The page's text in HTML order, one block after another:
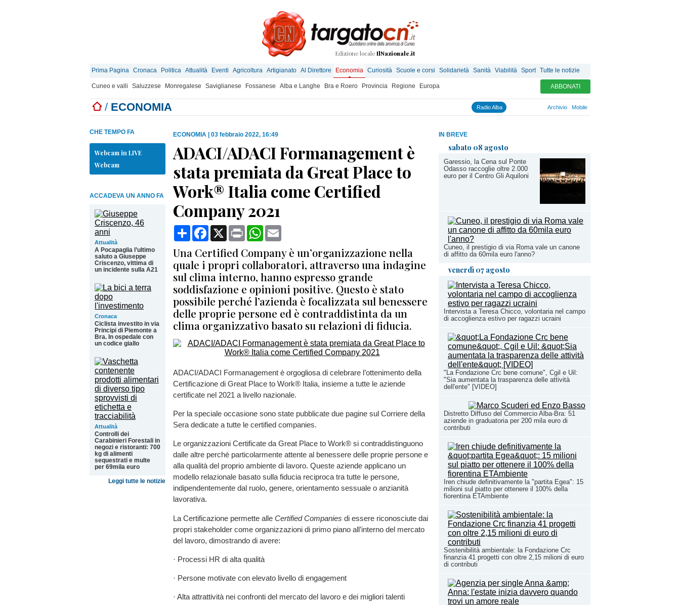
Edizione locale IlNazionale.it
Prima Pagina Cronaca Politica Attualità Eventi Agricoltura Artigianato Al Direttore Economia Curiosità Scuole e corsi Solidarietà Sanità Viabilità Sport Tutte le notizie
Cuneo e valli Saluzzese Monregalese Saviglianese Fossanese Alba e Langhe Bra e Roero Provincia Regione Europa ABBONATI
/ ECONOMIA Radio Alba Archivio Mobile
IN BREVE
sabato 08 agosto
Garessio, la Cena sul Ponte
Odasso raccoglie oltre 2.000
euro per il Centro Gli Aquiloni
Cuneo, il prestigio di via Roma vale un canone
di affitto da 60mila euro l'anno?
venerdì 07 agosto
Intervista a Teresa Chicco, volontaria nel campo
di accoglienza estivo per ragazzi ucraini
"La Fondazione Crc bene comune", Cgil e Uil:
"Sia aumentata la trasparenza delle attività
dell'ente" [VIDEO]
Distretto Diffuso del Commercio Alba-Bra: 51
aziende in graduatoria per 200 mila euro di
contributi
Iren chiude definitivamente la "partita Egea": 15
milioni sul piatto per ottenere il 100% della
fiorentina ETAmbiente
Sostenibilità ambientale: la Fondazione Crc
finanzia 41 progetti con oltre 2,15 milioni di euro
di contributi
CHE TEMPO FA
Webcam in LIVE
Webcam
ACCADEVA UN ANNO FA
Attualità
A Pocapaglia l’ultimo
saluto a Giuseppe
Criscenzo, vittima di
un incidente sulla A21
Cronaca
Ciclista investito in via
Principi di Piemonte a
Bra. In ospedale con
un codice giallo
Attualità
Controlli dei
Carabinieri Forestali in
negozi e ristoranti: 700
kg di alimenti
sequestrati e multe
per 69mila euro
Leggi tutte le notizie
ECONOMIA 03 febbraio 2022, 16:49
ADACI/ADACI Formanagement è
stata premiata da Great Place to
Work® Italia come Certified
Company 2021
CondividiFacebook
X Print WhatsApp
Una Certified Company è un’organizzazione nella
quale i propri collaboratori, attraverso una indagine
sul clima interno, hanno espresso grande
soddisfazione e opinioni positive. Questo è stato
possibile perché l’azienda è focalizzata sul benessere
delle proprie persone ed è contraddistinta da un
clima organizzativo basato su relazioni di fiducia.
ADACI/ADACI Formanagement è orgogliosa di celebrare l’ottenimento della
Certificazione di Great Place to Work® Italia, insieme a tutte le aziende
certificate nel 2021 a livello nazionale.
Per la speciale occasione sono state pubblicate due pagine sul Corriere della
Sera dedicate a tutte le certified companies.
Le organizzazioni Certificate da Great Place to Work® si contraddistinguono
dalle altre perché particolarmente attente al benessere delle proprie persone e
alla qualità del proprio ambiente di lavoro. Queste aziende applicano un
modello relazionale basato sulla fiducia reciproca tra tutte le persone,
indipendentemente dal ruolo, genere, orientamento sessuale o anzianità
lavorativa.
La Certificazione permette alle Certified Companies di essere riconosciute dai
propri stakeholder come organizzazioni di primo piano all’interno del mercato
del lavoro, dimostrando di avere:
· Processi HR di alta qualità
· Persone motivate con elevato livello di engagement
· Alta attrattività nei confronti del mercato del lavoro e dei migliori talenti